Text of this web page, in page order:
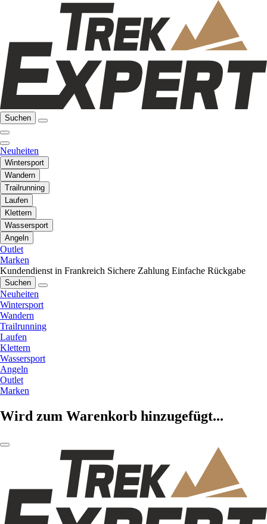
Suchen
Neuheiten
Wintersport
Wandern
Trailrunning
Laufen
Klettern
Wassersport
Angeln
Outlet
Marken
Kundendienst in Frankreich Sichere Zahlung Einfache Rückgabe
Suchen
Neuheiten
Wintersport
Wandern
Trailrunning
Laufen
Klettern
Wassersport
Angeln
Outlet
Marken
Wird zum Warenkorb hinzugefügt...